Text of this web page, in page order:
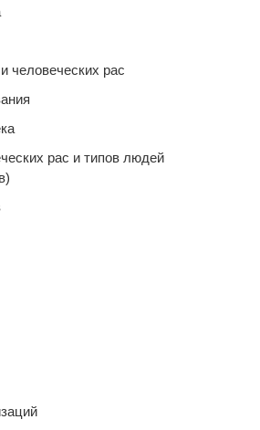
человеческих рас
рас и типов людей